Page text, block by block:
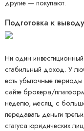
другие — покупают.
Подготовка к
Ни один инвестиционный
стабильный доход. У
есть убыточные
сайте брокера/
неделю, месяц, с
передавать деньги
статуса юридических